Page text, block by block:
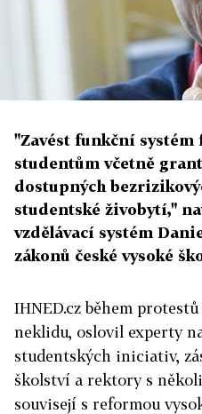
"Zavést funkční
studentům včetně
dostupných
studentské živobytí,"
vzdělávací systém
zákonů české vysoké
IHNED.cz během
neklidu, oslovil experty
studentských iniciativ,
školství a rektory s
souvisejí s reformou